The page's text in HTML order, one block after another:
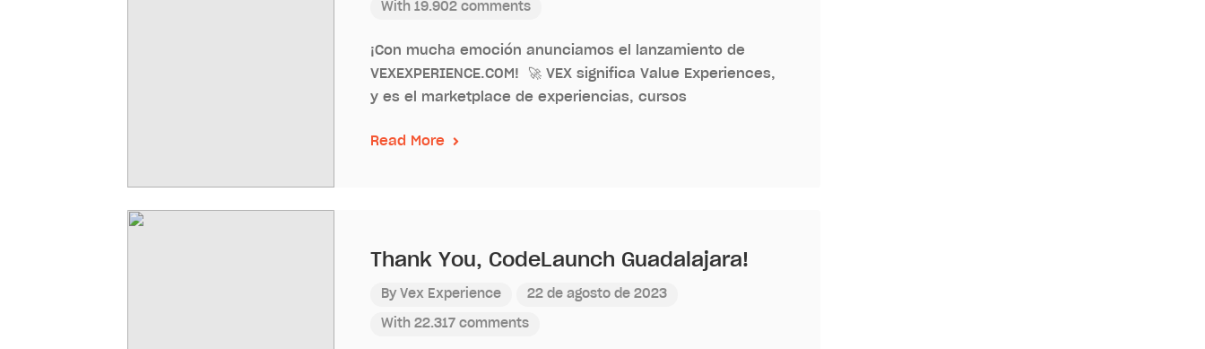
With 19.902 comments
¡Con mucha emoción anunciamos el lanzamiento de
VEXEXPERIENCE.COM! 🚀 VEX significa Value Experiences,
y es el marketplace de experiencias, cursos
Read More
Thank You, CodeLaunch Guadalajara!
By Vex Experience 22 de agosto de 2023
With 22.317 comments